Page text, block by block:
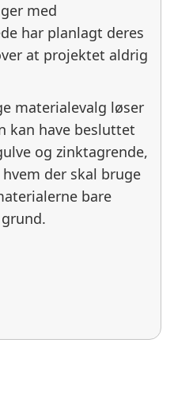
med
har planlagt deres
at projektet aldrig
materialevalg løser
kan have besluttet
og zinktagrende,
der skal bruge
bare